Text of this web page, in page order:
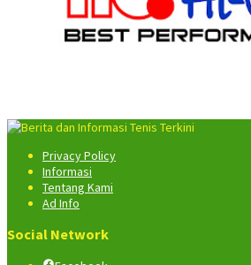
Privacy Policy
Informasi
Tentang Kami
Ad Info
Social Network